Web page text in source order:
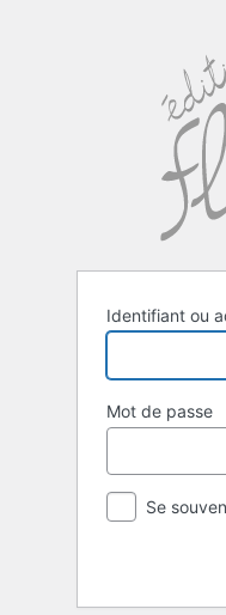
Identifiant ou
Mot de passe
Se